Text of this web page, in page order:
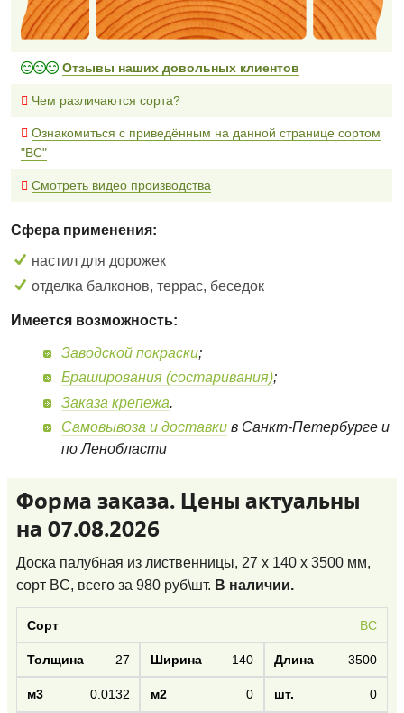
Отзывы наших довольных клиентов
Чем различаются сорта?
Ознакомиться с приведённым на данной странице сортом
"BC"
Смотреть видео производства
Сфера применения:
настил для дорожек
отделка балконов, террас, беседок
Имеется возможность:
Заводской покраски;
Браширования (состаривания);
Заказа крепежа.
Самовывоза и доставки в Санкт-Петербурге и
по Ленобласти
Форма заказа. Цены актуальны
на 07.08.2026
Доска палубная из лиственницы, 27 x 140 x 3500 мм,
сорт BC, всего за 980 руб\шт. В наличии.
BC
27 140 3500
0.0132 0 0